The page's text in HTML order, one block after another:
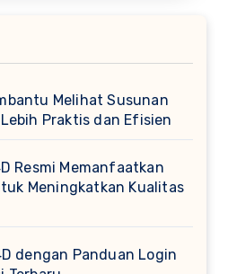
Melihat Susunan
Praktis dan Efisien
Resmi Memanfaatkan
Meningkatkan Kualitas
dengan Panduan Login